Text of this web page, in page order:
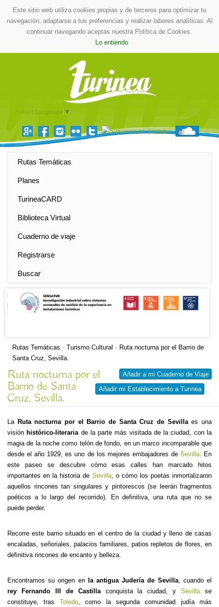
Este sitio web utiliza cookies propias y de terceros para optimizar tu
navegación, adaptarse a tus preferencias y realizar labores analíticas. Al
continuar navegando aceptas nuestra Política de Cookies.
Lo entiendo
▼
Rutas Temáticas
Planes
TurineaCARD
Biblioteca Virtual
Cuaderno de viaje
Registrarse
Buscar
Rutas Temáticas » Turismo Cultural » Ruta nocturna por el Barrio de
Santa Cruz, Sevilla.
Añadir a mi Cuaderno de Viaje
Añadir mi Establecimiento a Turinea
Ruta nocturna por el
Barrio de Santa
Cruz, Sevilla.
La Ruta nocturna por el Barrio de Santa Cruz de Sevillaes una
visión histórico-literariade la parte más visitada de la ciudad, con la
magia de la noche como telón de fondo, en un marco incomparable que
desde el año 1929, es uno de los mejores embajadores de Sevilla. En
este paseo se descubre cómo esas calles han marcado hitos
importantes en la historia de Sevilla, o cómo los poetas inmortalizaron
aquellos rincones tan singulares y pintorescos (se leerán fragmentos
poéticos a lo largo del recorrido). En definitiva, una ruta que no se
puede perder.
Recorre este barrio situado en el centro de la ciudad y lleno de casas
encaladas, señoriales, palacios familiares, patios repletos de flores, en
definitiva rincones de encanto y belleza.
Encontramos su origen en la antigua Judería de Sevilla, cuando el
rey Fernando III de Castillaconquista la ciudad, ySevillase
constituye, tras Toledo, como la segunda comunidad judía más